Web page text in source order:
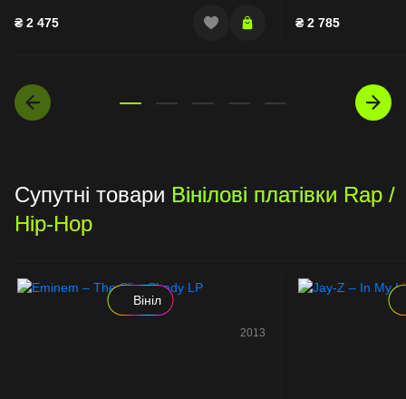
₴ 2 475 ₴ 2 785
Супутні товари Вінілові платівки Rap /
Hip-Hop
Вініл
2013